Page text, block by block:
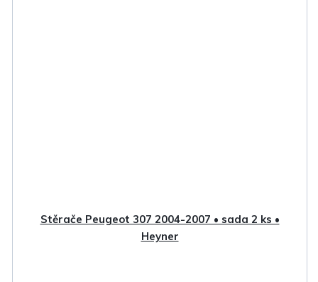
Stěrače Peugeot 307 2004-2007 • sada 2 ks •
Heyner